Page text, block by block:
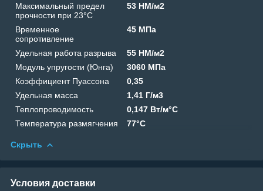
Максимальный предел
прочности при 23°C
53 HM/м2
Временное
сопротивление
45 МПа
Удельная работа разрыва
55 HM/м2
Модуль упругости (Юнга)
3060 МПа
Коэффициент Пуассона
0,35
Удельная масса
1,41 Г/м3
Теплопроводимость
0,147 Вт/м°C
Температура размягчения
77°C
Скрыть
Условия доставки